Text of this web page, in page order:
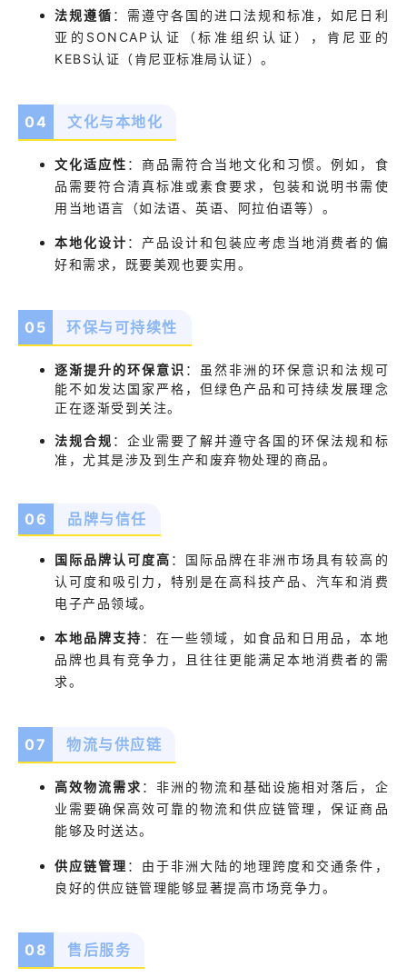
法规遵循 ： 需遵守各国的进口法规和标准，如尼日利
亚的SONCAP认证（标准组织认证），肯尼亚的
KEBS认证（肯尼亚标准局认证）。
04 文化与本地化
文化适应性 ：商品需符合当地文化和习惯。例如，食
品需要符合清真标准或素食要求，包装和说明书需使
用当地语言（如法语、英语、阿拉伯语等）。
本地化设计 ： 产品设计和包装应考虑当地消费者的偏
好和需求，既要美观也要实用。
05 环保与可持续性
逐渐提升的环保意识 ：
虽然非洲的环保意识和法规可
能不如发达国家严格，但绿色产品和可持续发展理念
正在逐渐受到关注。
法规合规 ：企业需要了解并遵守各国的环保法规和标
准，尤其是涉及到生产和废弃物处理的商品。
06 品牌与信任
国际品牌认可度高 ： 国际品牌在非洲市场具有较高的
认可度和吸引力，特别是在高科技产品、汽车和消费
电子产品领域。
本地品牌支持 ：在一些领域，如食品和日用品，本地
品牌也具有竞争力，且往往更能满足本地消费者的需
求。
07 物流与供应链
高效物流需求 ：非洲的物流和基础设施相对落后，企
业需要确保高效可靠的物流和供应链管理，保证商品
能够及时送达。
供应链管理 ： 由于非洲大陆的地理跨度和交通条件，
良好的供应链管理能够显著提高市场竞争力。
08 售后服务